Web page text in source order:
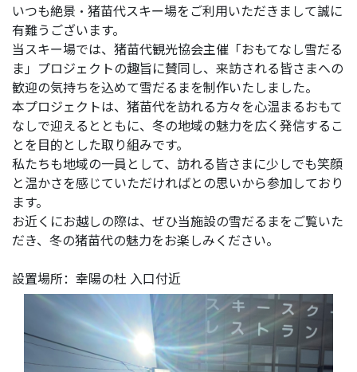
いつも絶景・猪苗代スキー場をご利用いただきまして誠に
有難うございます。
当スキー場では、猪苗代観光協会主催「おもてなし雪だる
ま」プロジェクトの趣旨に賛同し、来訪される皆さまへの
歓迎の気持ちを込めて雪だるまを制作いたしました。
本プロジェクトは、猪苗代を訪れる方々を心温まるおもて
なしで迎えるとともに、冬の地域の魅力を広く発信するこ
とを目的とした取り組みです。
私たちも地域の一員として、訪れる皆さまに少しでも笑顔
と温かさを感じていただければとの思いから参加しており
ます。
お近くにお越しの際は、ぜひ当施設の雪だるまをご覧いた
だき、冬の猪苗代の魅力をお楽しみください。
設置場所：幸陽の杜 入口付近